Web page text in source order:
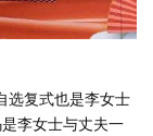
选复式也是李女士
李女士与丈夫一